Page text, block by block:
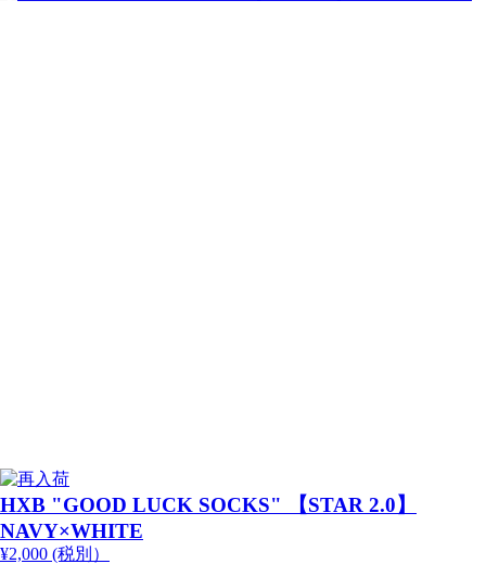
HXB "GOOD LUCK SOCKS" 【STAR 2.0】
NAVY×WHITE
¥2,000 (税別）